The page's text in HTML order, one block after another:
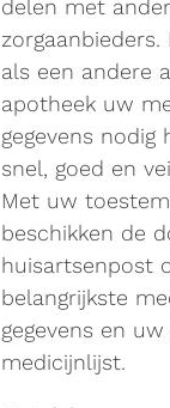
delen met
zorgaanbieders.
als een andere
apotheek uw
gegevens nodig
snel, goed en
Met uw
beschikken de
huisartsenpost
belangrijkste
gegevens en
medicijnlijst.